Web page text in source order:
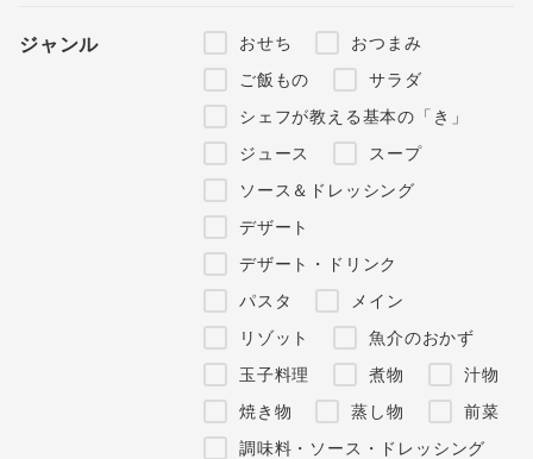
ジャンル おせち
おつまみ
ご飯もの
サラダ
シェフが教える基本の「き」
ジュース
スープ
ソース＆ドレッシング
デザート
デザート・ドリンク
パスタ
メイン
リゾット
魚介のおかず
玉子料理
煮物
汁物
焼き物
蒸し物
前菜
調味料・ソース・ドレッシング